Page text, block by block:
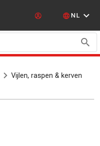
NL
Vijlen, raspen & kerven